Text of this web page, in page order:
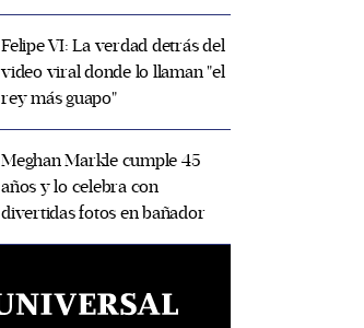
Felipe VI: La verdad detrás del
video viral donde lo llaman "el
rey más guapo"
Meghan Markle cumple 45
años y lo celebra con
divertidas fotos en bañador